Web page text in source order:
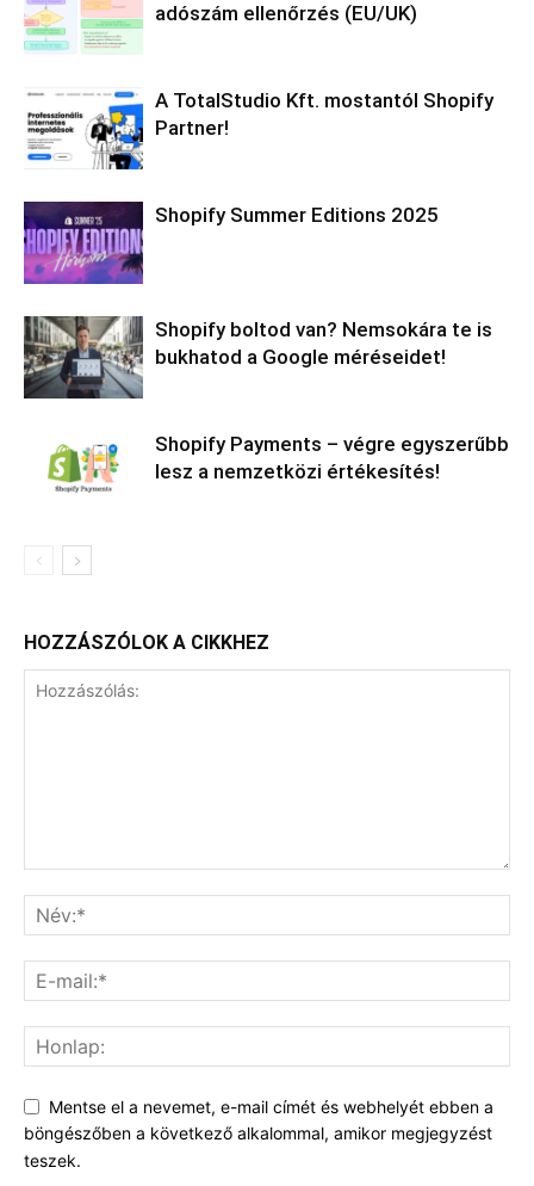
adószám ellenőrzés (EU/UK)
A TotalStudio Kft. mostantól Shopify
Partner!
Shopify Summer Editions 2025
Shopify boltod van? Nemsokára te is
bukhatod a Google méréseidet!
Shopify Payments – végre egyszerűbb
lesz a nemzetközi értékesítés!
HOZZÁSZÓLOK A CIKKHEZ
Mentse el a nevemet, e-mail címét és webhelyét ebben a
böngészőben a következő alkalommal, amikor megjegyzést
teszek.